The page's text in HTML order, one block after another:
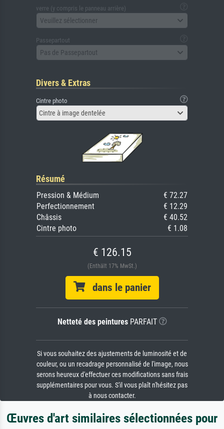
verre (y compris le panneau arrière)
Veuillez sélectionner
Passepartout
Pas de Passepartout
Divers & Extras
Cintre photo
Cintre à image dentelée
Résumé
Pression & Médium
€ 72.27
Perfectionnement
€ 12.29
Châssis
€ 40.52
Cintre photo
€ 1.08
€ 126.15
(Enthält 17% MwSt.)
dans le panier
Netteté des peinturesPARFAIT
Si vous souhaitez des ajustements de luminosité et de
couleur, ou un recadrage personnalisé de l'image, nous
serons heureux d'effectuer ces modifications sans frais
supplémentaires pour vous. S'il vous plaît n'hésitez pas
à nous contacter.
Œuvres d'art similaires sélectionnées pour